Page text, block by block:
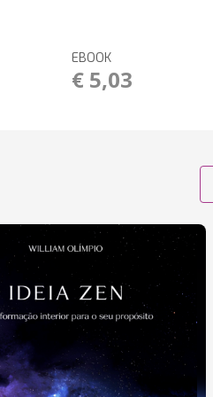
EBOOK
€ 5,03